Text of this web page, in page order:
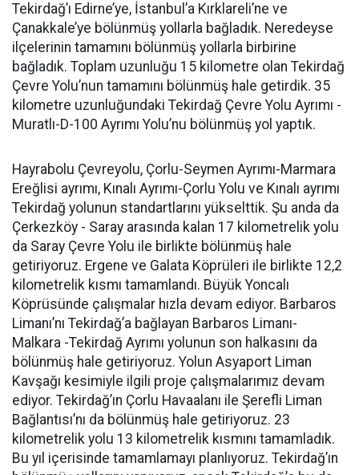
Tekirdağ’ı Edirne’ye, İstanbul’a Kırklareli’ne ve
Çanakkale’ye bölünmüş yollarla bağladık. Neredeyse
ilçelerinin tamamını bölünmüş yollarla birbirine
bağladık. Toplam uzunluğu 15 kilometre olan Tekirdağ
Çevre Yolu’nun tamamını bölünmüş hale getirdik. 35
kilometre uzunluğundaki Tekirdağ Çevre Yolu Ayrımı -
Muratlı-D-100 Ayrımı Yolu’nu bölünmüş yol yaptık.
Hayrabolu Çevreyolu, Çorlu-Seymen Ayrımı-Marmara
Ereğlisi ayrımı, Kınalı Ayrımı-Çorlu Yolu ve Kınalı ayrımı
Tekirdağ yolunun standartlarını yükselttik. Şu anda da
Çerkezköy - Saray arasında kalan 17 kilometrelik yolu
da Saray Çevre Yolu ile birlikte bölünmüş hale
getiriyoruz. Ergene ve Galata Köprüleri ile birlikte 12,2
kilometrelik kısmı tamamlandı. Büyük Yoncalı
Köprüsünde çalışmalar hızla devam ediyor. Barbaros
Limanı’nı Tekirdağ’a bağlayan Barbaros Limanı-
Malkara -Tekirdağ Ayrımı yolunun son halkasını da
bölünmüş hale getiriyoruz. Yolun Asyaport Liman
Kavşağı kesimiyle ilgili proje çalışmalarımız devam
ediyor. Tekirdağ’ın Çorlu Havaalanı ile Şerefli Liman
Bağlantısı’nı da bölünmüş hale getiriyoruz. 23
kilometrelik yolu 13 kilometrelik kısmını tamamladık.
Bu yıl içerisinde tamamlamayı planlıyoruz. Tekirdağ’ın